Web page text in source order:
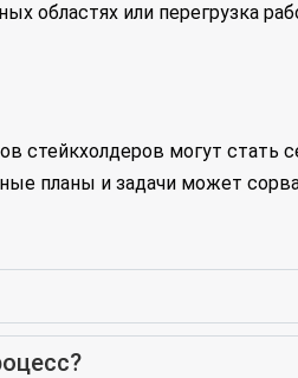
областях или перегрузка
стейкхолдеров могут
планы и задачи может